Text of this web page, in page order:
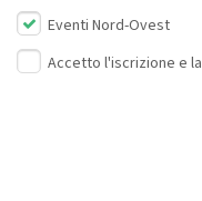
Eventi Nord-Ovest
Accetto l'iscrizione e la